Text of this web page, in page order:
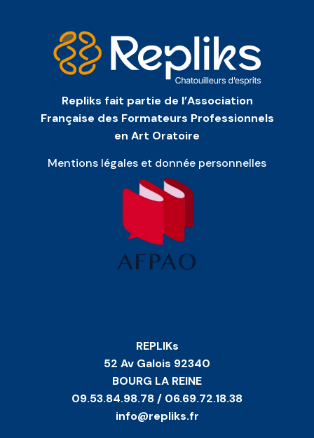
Repliks fait partie de l’Association
Française des Formateurs Professionnels
en Art Oratoire
Mentions légales et donnée personnelles
REPLIKs
52 Av Galois 92340
BOURG LA REINE
09.53.84.98.78 / 06.69.72.18.38
info@repliks.fr